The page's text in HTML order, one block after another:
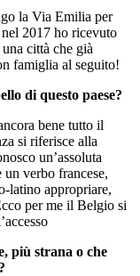
la Via Emilia per
2017 ho ricevuto
città che già
famiglia al seguito!
di questo paese?
bene tutto il
si riferisce alla
un’assoluta
un verbo francese,
latino appropriare,
per me il Belgio si
più strana o che